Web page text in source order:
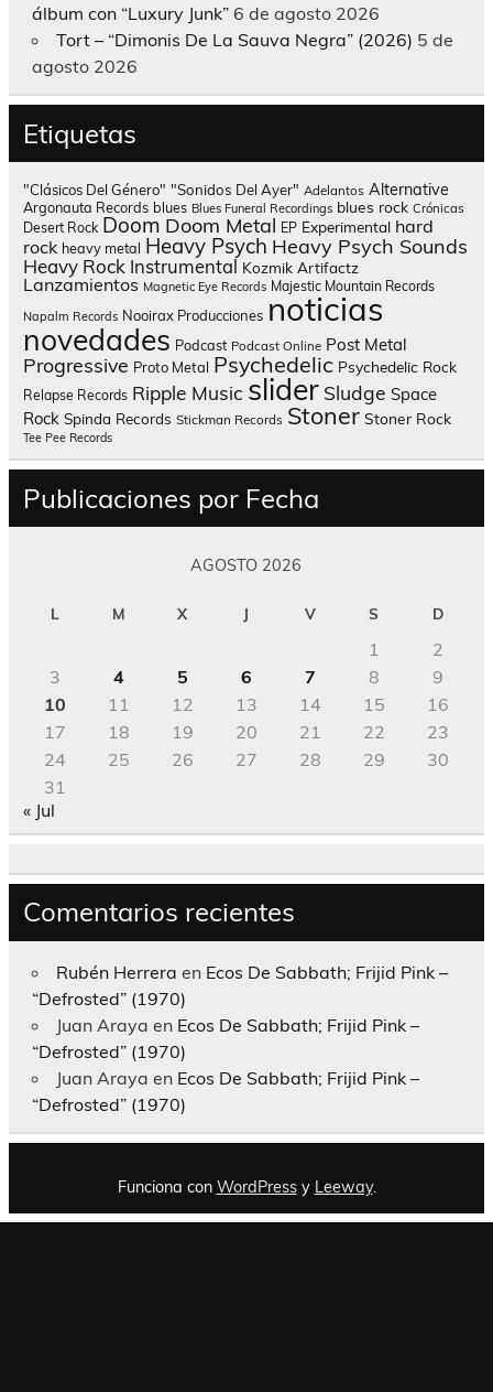
álbum con “Luxury Junk” 6 de agosto 2026
Tort – “Dimonis De La Sauva Negra” (2026) 5 de
agosto 2026
Etiquetas
"Clásicos Del Género" "Sonidos Del Ayer" Adelantos Alternative
Argonauta Records blues Blues Funeral Recordings blues rock Crónicas
Desert Rock Doom Doom Metal EP Experimental hard
rock heavy metal Heavy Psych Heavy Psych Sounds
Heavy Rock Instrumental Kozmik Artifactz
Lanzamientos Magnetic Eye Records Majestic Mountain Records
Napalm Records Nooirax Producciones noticias
novedades Podcast Podcast Online Post Metal
Progressive Proto Metal Psychedelic Psychedelic Rock
Relapse Records Ripple Music slider Sludge Space
Rock Spinda Records Stickman Records Stoner Stoner Rock
Tee Pee Records
Publicaciones por Fecha
AGOSTO 2026
L M X J V S D
1
2
3
4 5 6 7 8
9
10
11 12 13 14 15
16
17
18 19 20 21 22
23
24
25 26 27 28 29
30
31
« Jul
Comentarios recientes
Rubén Herrera en Ecos De Sabbath; Frijid Pink –
“Defrosted” (1970)
Juan Araya en Ecos De Sabbath; Frijid Pink –
“Defrosted” (1970)
Juan Araya en Ecos De Sabbath; Frijid Pink –
“Defrosted” (1970)
Funciona con WordPressy Leeway.